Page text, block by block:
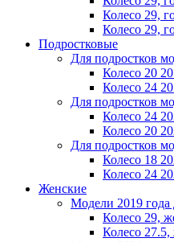
Колесо 29,
Колесо 29,
Подростковые
Для подростков
Колесо 20
Колесо 24
Для подростков
Колесо 24
Колесо 20
Для подростков
Колесо 18
Колесо 24
Женскиe
Модели 2019
Колесо 29,
Колесо 27.5,